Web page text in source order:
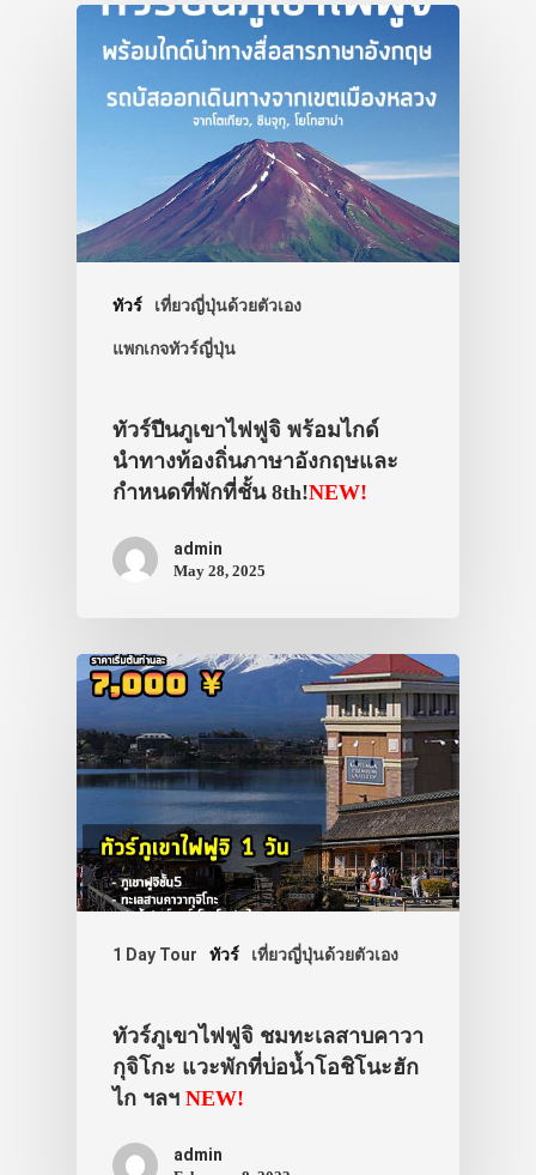
ทัวร์ เที่ยวญี่ปุ่นด้วยตัวเอง
แพกเกจทัวร์ญี่ปุ่น
ทัวร์ปีนภูเขาไฟฟูจิ พร้อมไกด์
นำทางท้องถิ่นภาษาอังกฤษและ
กำหนดที่พักที่ชั้น 8th!NEW!
admin
May 28, 2025
1 Day Tour ทัวร์ เที่ยวญี่ปุ่นด้วยตัวเอง
ทัวร์ภูเขาไฟฟูจิ ชมทะเลสาบคาวา
กุจิโกะ แวะพักที่บ่อน้ำโอชิโนะฮัก
ไก ฯลฯ NEW!
admin